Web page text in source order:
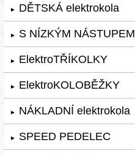
► DĚTSKÁ elektrokola
► S NÍZKÝM NÁSTUPEM
► ElektroTŘÍKOLKY
► ElektroKOLOBĚŽKY
► NÁKLADNÍ elektrokola
► SPEED PEDELEC